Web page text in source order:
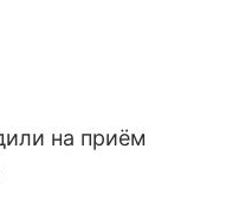
на приём